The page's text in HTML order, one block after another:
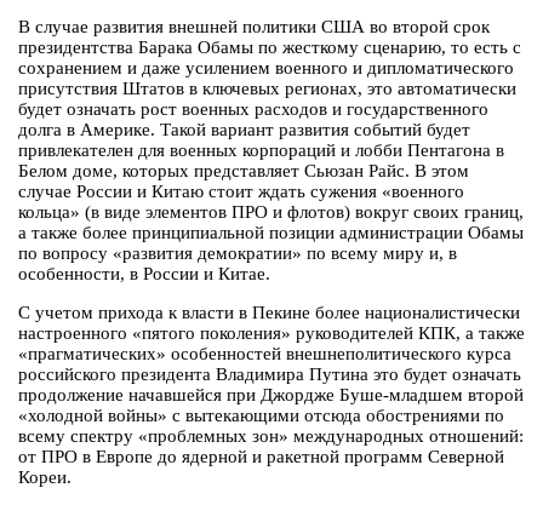
В случае развития внешней политики США во второй срок
президентства Барака Обамы по жесткому сценарию, то есть с
сохранением и даже усилением военного и дипломатического
присутствия Штатов в ключевых регионах, это автоматически
будет означать рост военных расходов и государственного
долга в Америке. Такой вариант развития событий будет
привлекателен для военных корпораций и лобби Пентагона в
Белом доме, которых представляет Сьюзан Райс. В этом
случае России и Китаю стоит ждать сужения «военного
кольца» (в виде элементов ПРО и флотов) вокруг своих границ,
а также более принципиальной позиции администрации Обамы
по вопросу «развития демократии» по всему миру и, в
особенности, в России и Китае.
С учетом прихода к власти в Пекине более националистически
настроенного «пятого поколения» руководителей КПК, а также
«прагматических» особенностей внешнеполитического курса
российского президента Владимира Путина это будет означать
продолжение начавшейся при Джордже Буше-младшем второй
«холодной войны» с вытекающими отсюда обострениями по
всему спектру «проблемных зон» международных отношений:
от ПРО в Европе до ядерной и ракетной программ Северной
Кореи.